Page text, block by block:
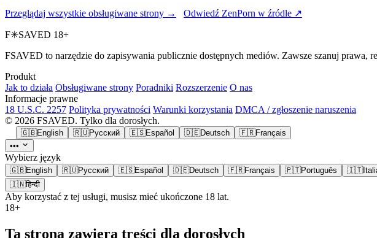
Przeglądaj wszystkie obsługiwane strony → Odwiedź ZenPorn w źródle ↗
F✳SAVED 18+
FSAVED to narzędzie do zapisywania publicznie dostępnych mediów. Zawsze szanuj prawa,
Produkt
Jak to działa Obsługiwane strony Poradniki Rozszerzenie O nas
Informacje prawne
18 U.S.C. 2257 Polityka prywatności Warunki korzystania DMCA / zgłoszenie naruszenia
© 2026 FSAVED. Tylko dla dorosłych.
🇬🇧English 🇷🇺Русский 🇪🇸Español 🇩🇪Deutsch 🇫🇷Français
•••
Wybierz język
🇬🇧English 🇷🇺Русский 🇪🇸Español 🇩🇪Deutsch 🇫🇷Français 🇵🇹Português 🇮🇹
🇮🇳हिन्दी
Aby korzystać z tej usługi, musisz mieć ukończone 18 lat.
18+
Ta strona zawiera treści dla dorosłych